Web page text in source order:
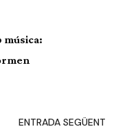
música:
ENTRADA SEGÜENT